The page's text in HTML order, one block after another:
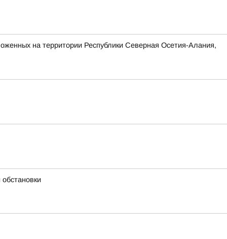
на территории Республики Северная Осетия-Алания,